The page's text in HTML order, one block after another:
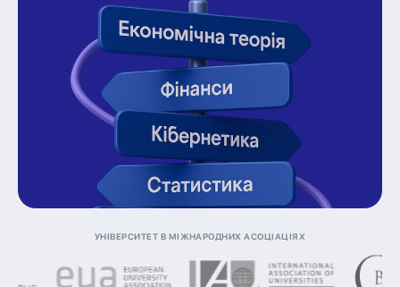
Університет в міжнародних асоціаціях